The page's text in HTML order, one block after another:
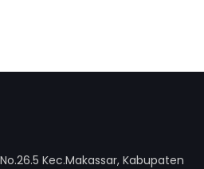
Kec.Makassar, Kabupaten